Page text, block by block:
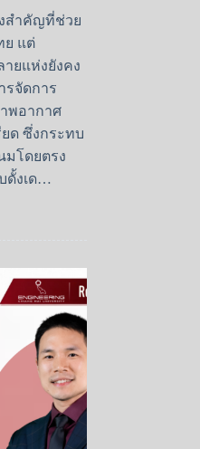
สำคัญที่ช่วย
ย แต่
ายแห่งยังคง
รจัดการ
พอากาศ
ด ซึ่งกระทบ
โดยตรง
ดั้งเด…